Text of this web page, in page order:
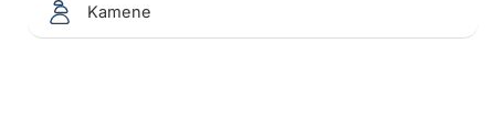
Kamene